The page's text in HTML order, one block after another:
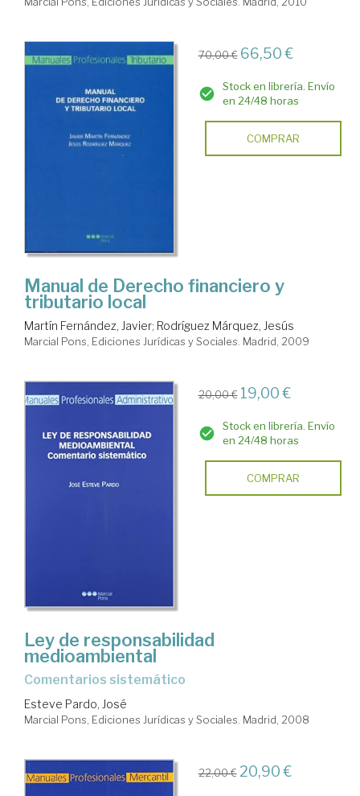
70,00 € 66,50 €
Stock en librería. Envío
en 24/48 horas
COMPRAR
Manual de Derecho financiero y
tributario local
Martín Fernández, Javier; Rodríguez Márquez, Jesús
Marcial Pons, Ediciones Jurídicas y Sociales. Madrid, 2009
20,00 € 19,00 €
Stock en librería. Envío
en 24/48 horas
COMPRAR
Ley de responsabilidad
medioambiental
Comentarios sistemático
Esteve Pardo, José
Marcial Pons, Ediciones Jurídicas y Sociales. Madrid, 2008
22,00 € 20,90 €